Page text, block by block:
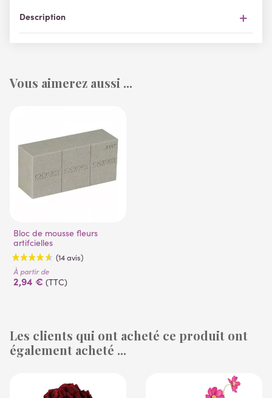
Description
Vous aimerez aussi ...
Bloc de mousse fleurs
artifcielles
À partir de
2,94 € (TTC)
Les clients qui ont acheté ce produit ont
également acheté ...